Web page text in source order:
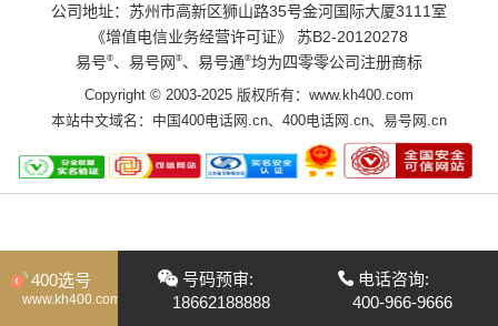
公司地址：苏州市高新区狮山路35号金河国际大厦3111室
《增值电信业务经营许可证》
苏B2-20120278
易号®、易号网 ®、易号通®均为四零零公司注册商标
Copyright © 2003-2025 版权所有：www.kh400.com
本站中文域名： 中国400电话网.cn、 400电话网.cn、 易号网.cn
400选号
www.kh400.com
号码预审:
18662188888
电话咨询:
400-966-9666